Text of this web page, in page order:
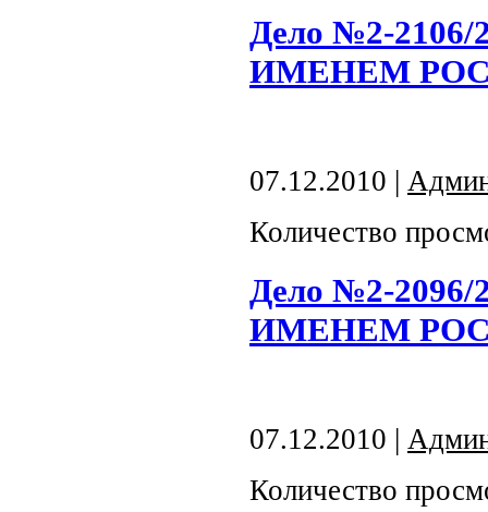
Дело №2-
ИМЕНЕМ
07.12.2010 |
Количество
Дело №2-
ИМЕНЕМ
07.12.2010 |
Количество